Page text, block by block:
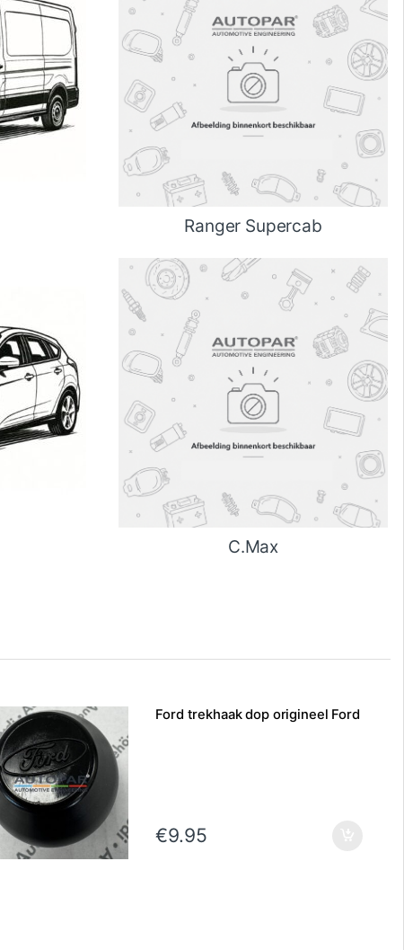
Ranger Supercab
C.Max
Ford trekhaak dop origineel Ford
€9.95